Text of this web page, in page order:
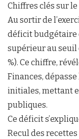
Chiffres clés sur
Au sortir de
déficit budgétaire
supérieur au seuil
%). Ce chiffre,
Finances,
initiales, mettant
publiques.
Ce déficit
Recul des